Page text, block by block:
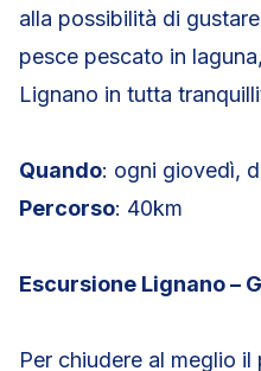
alla possibilità di
pesce pescato in
Lignano in tutta
Quando: ogni giovedì,
Percorso: 40km
Escursione Lignano –
Per chiudere al meglio il